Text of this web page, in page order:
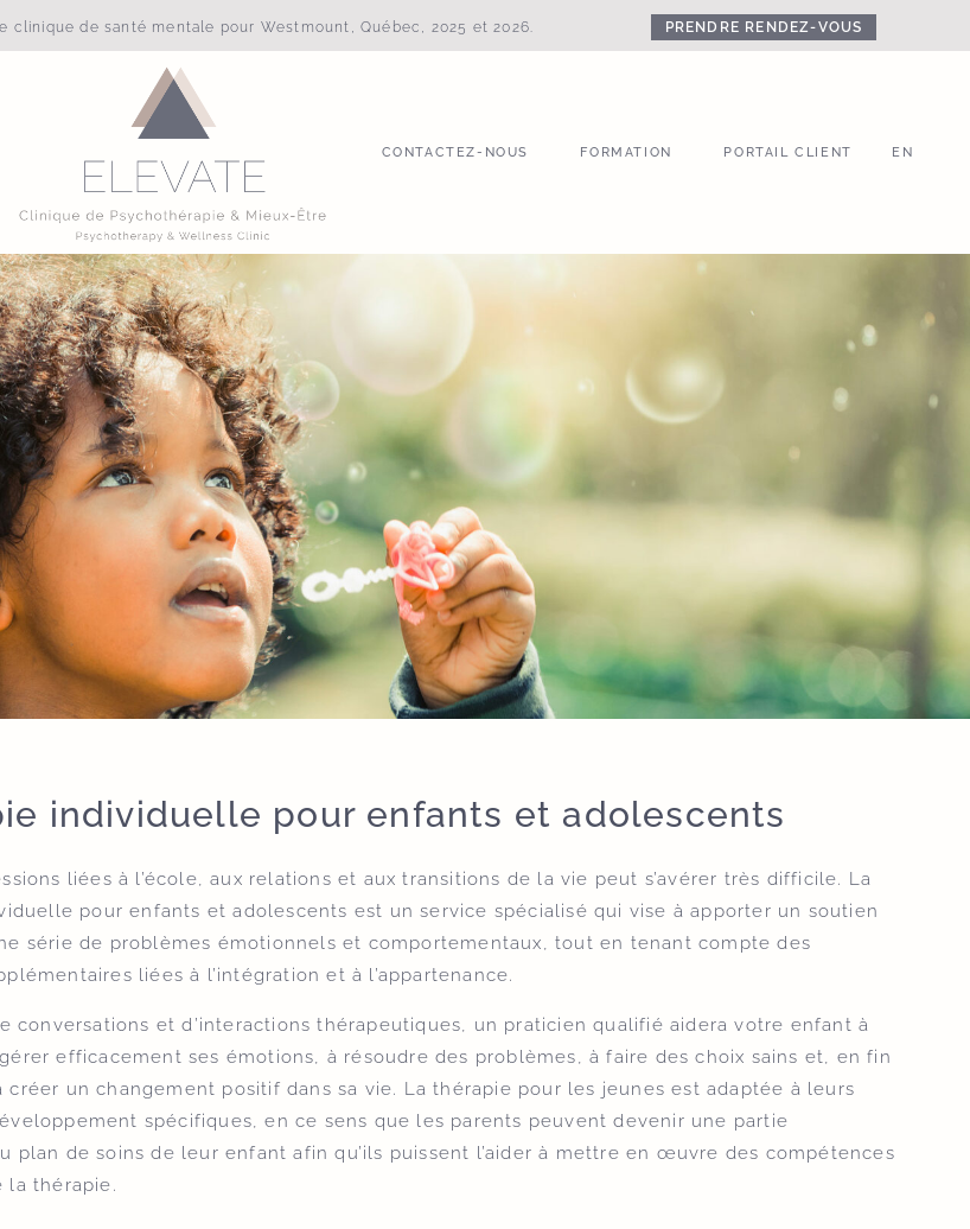
de santé mentale pour Westmount, Québec, 2025 et 2026. PRENDRE RENDEZ-VOUS
CONTACTEZ-NOUS FORMATION PORTAIL CLIENT EN
individuelle pour enfants et adolescents
liées à l’école, aux relations et aux transitions de la vie peut s’avérer très difficile. La
pour enfants et adolescents est un service spécialisé qui vise à apporter un soutien
série de problèmes émotionnels et comportementaux, tout en tenant compte des
liées à l’intégration et à l’appartenance.
conversations et d’interactions thérapeutiques, un praticien qualifié aidera votre enfant à
efficacement ses émotions, à résoudre des problèmes, à faire des choix sains et, en fin
créer un changement positif dans sa vie. La thérapie pour les jeunes est adaptée à leurs
spécifiques, en ce sens que les parents peuvent devenir une partie
plan de soins de leur enfant afin qu’ils puissent l’aider à mettre en œuvre des compétences
la thérapie.